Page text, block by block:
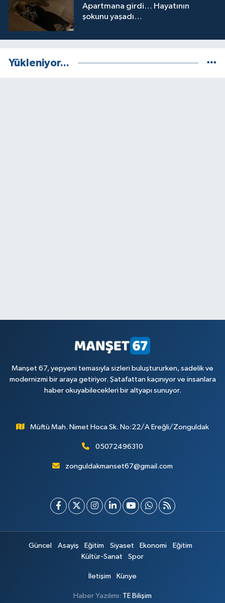
Apartmana girdi… Hayatının
şokunu yaşadı…
Yükleniyor...
Manşet 67, yepyeni temasıyla sizleri buluştururken, sadelik ve
modernizmi bir araya getiriyor. Şatafattan kaçınıyor ve insanlara
haber okuyabilecekleri bir altyapı sunuyor.
Müftü Mah. Nimet Hoca Sk. No:22/A Ereğli/Zonguldak
05072496310
zonguldakmanset67@gmail.com
Güncel Asayiş Eğitim Siyaset Ekonomi
Eğitim
Kültür-Sanat
Spor
İletişim Künye
Haber Yazılımı: TE Bilişim